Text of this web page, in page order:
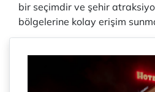
bir seçimdir ve şehir
bölgelerine kolay erişim